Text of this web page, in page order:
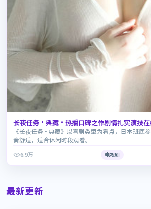
长夜任务·典藏·热播口碑之作剧情扎实演技
《长夜任务·典藏》以喜剧类型为看点，日本班底
奏舒适，适合休闲时段观看。
6.9万
电视剧
最新更新